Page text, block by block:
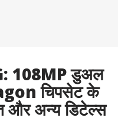
108MP डुअल
चिपसेट के
और अन्य डिटेल्स